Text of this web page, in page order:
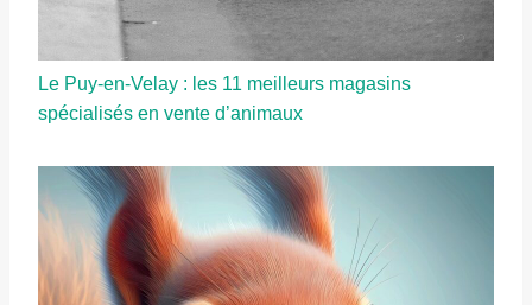
Le Puy-en-Velay : les 11 meilleurs magasins
spécialisés en vente d’animaux